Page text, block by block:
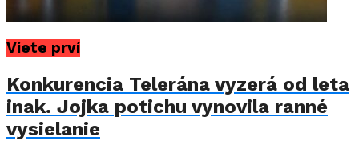
Viete prví
Konkurencia Telerána vyzerá od leta
inak. Jojka potichu vynovila ranné
vysielanie